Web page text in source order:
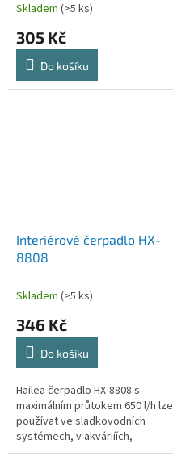
Skladem (>5 ks)
305 Kč
Do košíku
Interiérové čerpadlo HX-
8808
Skladem (>5 ks)
346 Kč
Do košíku
Hailea čerpadlo HX-8808 s
maximálním průtokem 650 l/h lze
používat ve sladkovodních
systémech, v akváriíích,
jezírkách a hydroponii.